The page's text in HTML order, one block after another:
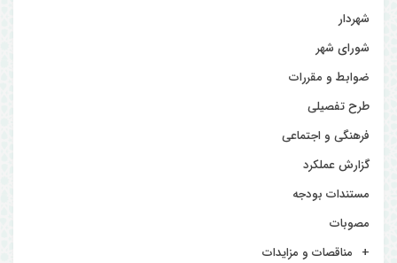
شهردار
شورای شهر
ضوابط و مقررات
طرح تفصیلی
فرهنگی و اجتماعی
گزارش عملکرد
مستندات بودجه
مصوبات
مناقصات و مزایدات